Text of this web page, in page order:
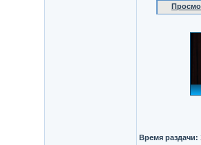
Время раздачи: